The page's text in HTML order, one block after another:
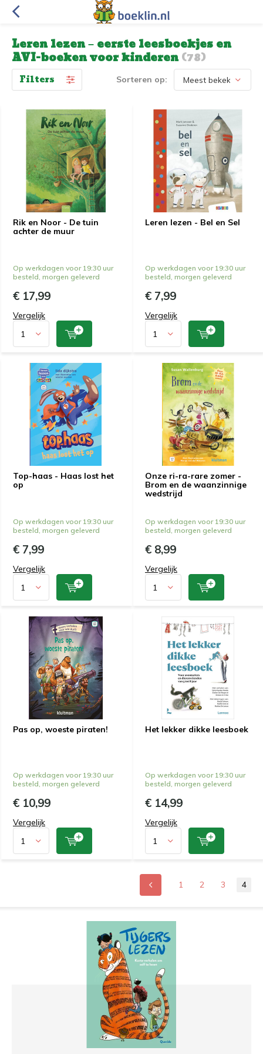
Leren lezen – eerste leesboekjes en
AVI-boeken voor kinderen(78)
Filters Sorteren op:
Rik en Noor - De tuin
achter de muur
Op werkdagen voor 19:30 uur
besteld, morgen geleverd
€ 17,99
Vergelijk
Leren lezen - Bel en Sel
Op werkdagen voor 19:30 uur
besteld, morgen geleverd
€ 7,99
Vergelijk
Top-haas - Haas lost het
op
Op werkdagen voor 19:30 uur
besteld, morgen geleverd
€ 7,99
Vergelijk
Onze ri-ra-rare zomer -
Brom en de waanzinnige
wedstrijd
Op werkdagen voor 19:30 uur
besteld, morgen geleverd
€ 8,99
Vergelijk
Pas op, woeste piraten!
Op werkdagen voor 19:30 uur
besteld, morgen geleverd
€ 10,99
Vergelijk
Het lekker dikke leesboek
Op werkdagen voor 19:30 uur
besteld, morgen geleverd
€ 14,99
Vergelijk
1 2 3 4